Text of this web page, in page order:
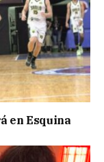
en Esquina